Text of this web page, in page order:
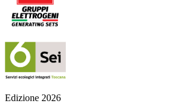
Edizione 2026